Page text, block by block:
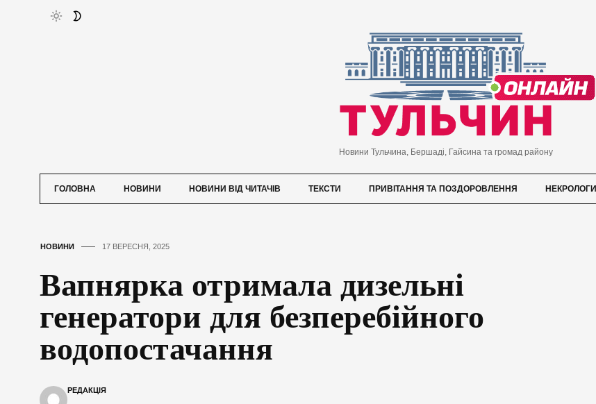
Новини Тульчина, Бершаді, Гайсина та громад району
ГОЛОВНА НОВИНИ НОВИНИ ВІД ЧИТАЧІВ ТЕКСТИ ПРИВІТАННЯ ТА ПОЗДОРОВЛЕННЯ НЕКРОЛОГИ
НОВИНИ 17 ВЕРЕСНЯ, 2025
Вапнярка отримала дизельні
генератори для безперебійного
водопостачання
РЕДАКЦІЯ